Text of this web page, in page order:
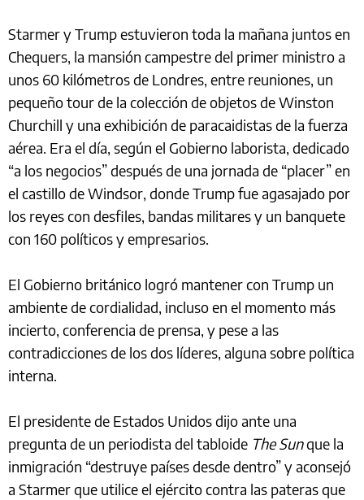
Starmer y Trump estuvieron toda la mañana juntos en
Chequers, la mansión campestre del primer ministro a
unos 60 kilómetros de Londres, entre reuniones, un
pequeño tour de la colección de objetos de Winston
Churchill y una exhibición de paracaidistas de la fuerza
aérea. Era el día, según el Gobierno laborista, dedicado
“a los negocios” después de una jornada de “placer” en
el castillo de Windsor, donde Trump fue agasajado por
los reyes con desfiles, bandas militares y un banquete
con 160 políticos y empresarios.
El Gobierno británico logró mantener con Trump un
ambiente de cordialidad, incluso en el momento más
incierto, conferencia de prensa, y pese a las
contradicciones de los dos líderes, alguna sobre política
interna.
El presidente de Estados Unidos dijo ante una
pregunta de un periodista del tabloide The Sunque la
inmigración “destruye países desde dentro” y aconsejó
a Starmer que utilice el ejército contra las pateras que